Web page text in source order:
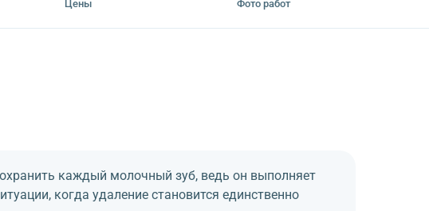
Цены Фото работ
каждый молочный зуб, ведь он выполняет
когда удаление становится единственно